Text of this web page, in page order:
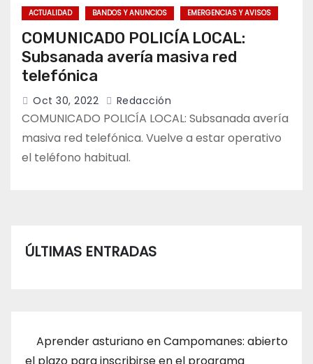
ACTUALIDAD BANDOS Y ANUNCIOS EMERGENCIAS Y AVISOS
COMUNICADO POLICÍA LOCAL:
Subsanada avería masiva red
telefónica
Oct 30, 2022 Redacción
COMUNICADO POLICÍA LOCAL: Subsanada avería
masiva red telefónica. Vuelve a estar operativo
el teléfono habitual.
ÚLTIMAS ENTRADAS
Aprender asturiano en Campomanes: abierto